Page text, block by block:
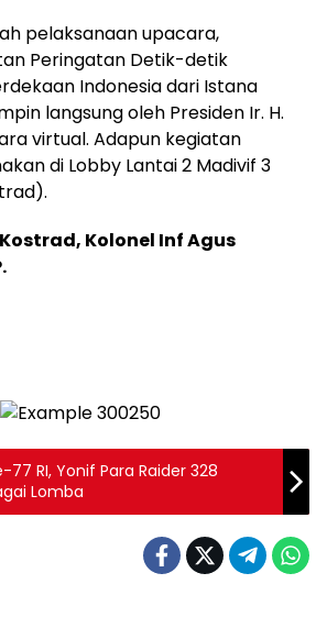
pelaksanaan upacara,
Peringatan Detik-detik
Indonesia dari Istana
langsung oleh Presiden Ir. H.
virtual. Adapun kegiatan
di Lobby Lantai 2 Madivif 3
Kolonel Inf Agus
RI, Yonif Para Raider 328
Lomba